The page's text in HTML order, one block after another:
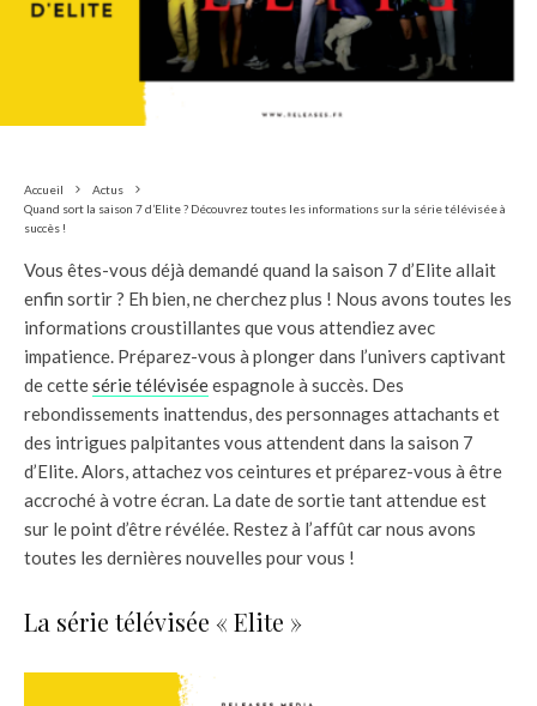
Accueil
Actus
Quand sort la saison 7 d’Elite ? Découvrez toutes les informations sur la série télévisée à
succès !
Vous êtes-vous déjà demandé quand la saison 7 d’Elite allait
enfin sortir ? Eh bien, ne cherchez plus ! Nous avons toutes les
informations croustillantes que vous attendiez avec
impatience. Préparez-vous à plonger dans l’univers captivant
de cettesérie téléviséeespagnole à succès. Des
rebondissements inattendus, des personnages attachants et
des intrigues palpitantes vous attendent dans la saison 7
d’Elite. Alors, attachez vos ceintures et préparez-vous à être
accroché à votre écran. La date de sortie tant attendue est
sur le point d’être révélée. Restez à l’affût car nous avons
toutes les dernières nouvelles pour vous !
La série télévisée « Elite »